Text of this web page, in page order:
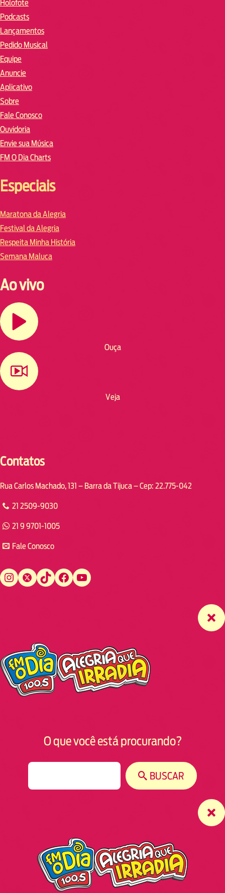
Holofote
Podcasts
Lançamentos
Pedido Musical
Equipe
Anuncie
Aplicativo
Sobre
Fale Conosco
Ouvidoria
Envie sua Música
FM O Dia Charts
Especiais
Maratona da Alegria
Festival da Alegria
Respeita Minha História
Semana Maluca
Ao vivo
Ouça
Veja
Contatos
Rua Carlos Machado, 131 – Barra da Tijuca – Cep: 22.775-042
21 2509-9030
21 9 9701-1005
Fale Conosco
Instagram Twitter TikTok Facebook YouTube
O que você está procurando?
BUSCAR